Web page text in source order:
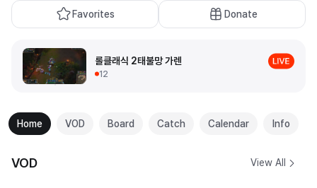
Favorites Donate
롤클래식 2태불망 가렌
12
Home VOD Board Catch Calendar Info
VOD View All